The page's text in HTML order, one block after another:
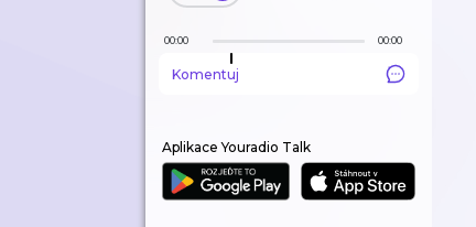
00:00 00:00
Komentuj
Aplikace Youradio Talk